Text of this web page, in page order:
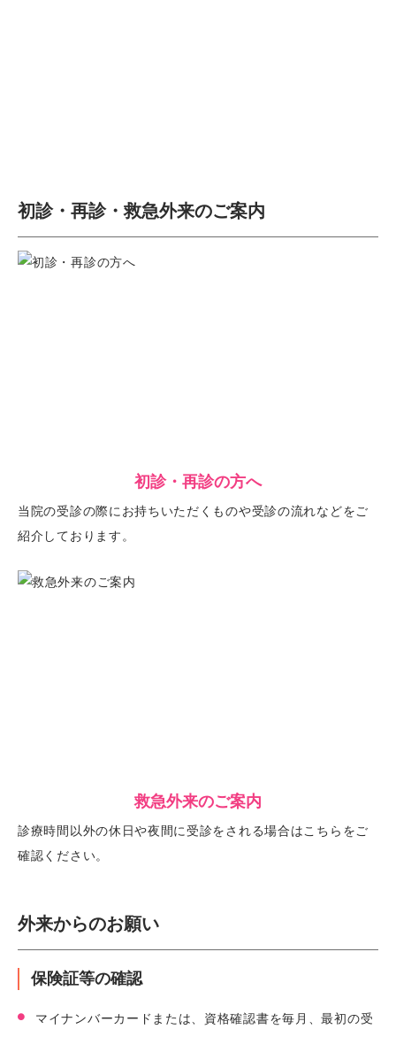
初診・再診・救急外来のご案内
初診・再診の方へ
当院の受診の際にお持ちいただくものや受診の流れなどをご
紹介しております。
救急外来のご案内
診療時間以外の休日や夜間に受診をされる場合はこちらをご
確認ください。
外来からのお願い
保険証等の確認
マイナンバーカードまたは、資格確認書を毎月、最初の受